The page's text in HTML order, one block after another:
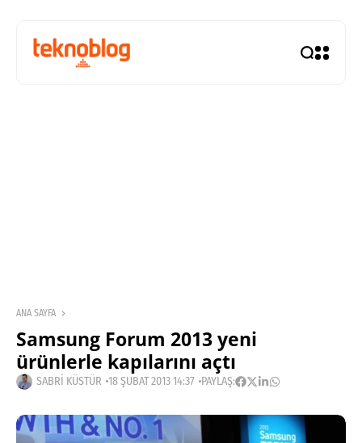
ANA SAYFA
Samsung Forum 2013 yeni
ürünlerle kapılarını açtı
SABRI KÜSTÜR 18 ŞUBAT 2013 14:37 PAYLAŞ: